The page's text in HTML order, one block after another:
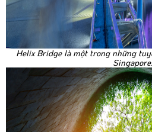
Helix Bridge là một trong những
Singapore.